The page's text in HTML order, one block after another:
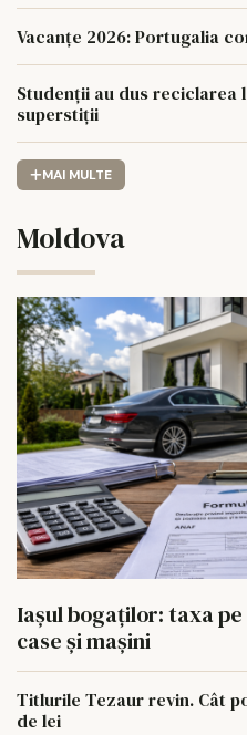
Vacanțe 2026: Portugalia
Studenții au dus reciclarea
superstiții
MAI MULTE
Moldova
Iașul bogaților: taxa
case și mașini
Titlurile Tezaur revin. Cât
de lei